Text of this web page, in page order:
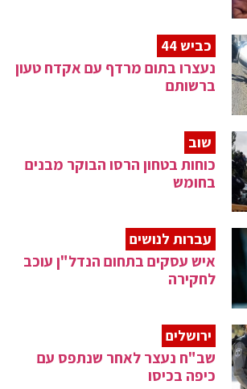
כביש 44
נעצרו בתום מרדף עם אקדח טעון
ברשותם
שוב
כוחות בטחון הרסו הבוקר מבנים
בחומש
עברות לנושים
איש עסקים בתחום הנדל"ן עוכב
לחקירה
ירושלים
שב"ח נעצר לאחר שנתפס עם
כיפה בכיסו